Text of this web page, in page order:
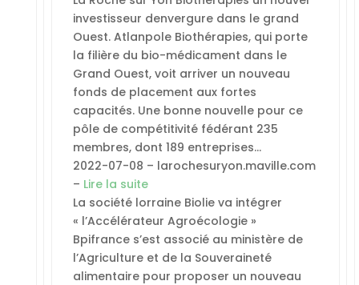
investisseur denvergure dans le grand
Ouest. Atlanpole Biothérapies, qui porte
la filière du bio-médicament dans le
Grand Ouest, voit arriver un nouveau
fonds de placement aux fortes
capacités. Une bonne nouvelle pour ce
pôle de compétitivité fédérant 235
membres, dont 189 entreprises…
2022-07-08 – larochesuryon.maville.com
– Lire la suite
La société lorraine Biolie va intégrer
« l’Accélérateur Agroécologie »
Bpifrance s’est associé au ministère de
l’Agriculture et de la Souveraineté
alimentaire pour proposer un nouveau